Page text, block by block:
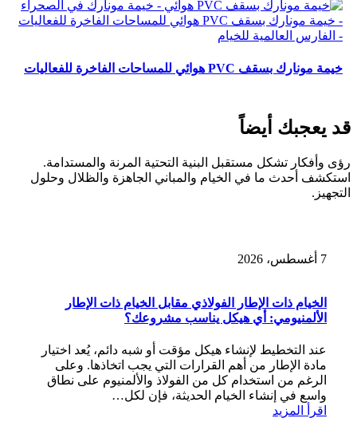
خيمة مونارك بسقف PVC هوائي للمساحات الفاخرة للفعاليات
قد يعجبك أيضاً
رؤى وأفكار تشكل مستقبل البنية التحتية المرنة والمستدامة.
استكشف أحدث ما في الخيام والمباني الجاهزة والظلال وحلول
التجهيز.
7 أغسطس، 2026
الخيام ذات الإطار الفولاذي مقابل الخيام ذات الإطار
الألمنيومي: أي هيكل يناسب مشروعك؟
عند التخطيط لإنشاء هيكل مؤقت أو شبه دائم، يُعد اختيار
مادة الإطار من أهم القرارات التي يجب اتخاذها. وعلى
الرغم من استخدام كل من الفولاذ والألمنيوم على نطاق
واسع في إنشاء الخيام الحديثة، فإن لكل…
اقرأ المزيد